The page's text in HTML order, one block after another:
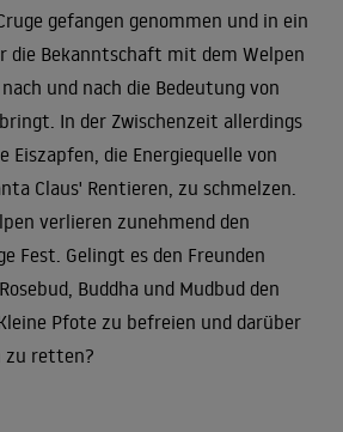
gefangen genommen und in ein
die Bekanntschaft mit dem Welpen
und nach die Bedeutung von
In der Zwischenzeit allerdings
Eiszapfen, die Energiequelle von
Claus' Rentieren, zu schmelzen.
verlieren zunehmend den
Fest. Gelingt es den Freunden
Buddha und Mudbud den
Pfote zu befreien und darüber
zu retten?